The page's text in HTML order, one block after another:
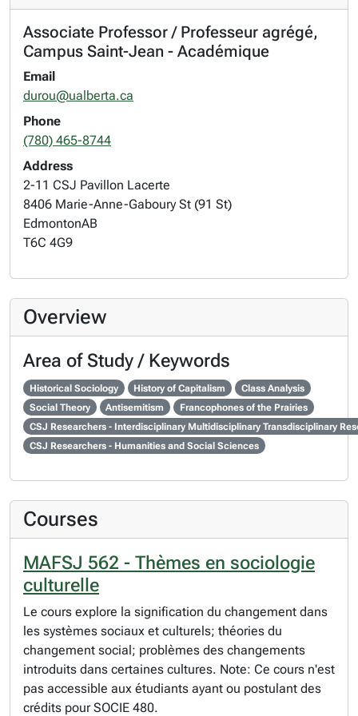
Associate Professor / Professeur agrégé,
Campus Saint-Jean - Académique
Email
durou@ualberta.ca
Phone
(780) 465-8744
Address
2-11 CSJ Pavillon Lacerte
8406 Marie-Anne-Gaboury St (91 St)
EdmontonAB
T6C 4G9
Overview
Area of Study / Keywords
Historical Sociology History of Capitalism
Class Analysis
Social Theory
Antisemitism
Francophones of the Prairies
CSJ Researchers - Interdisciplinary Multidisciplinary Transdisciplinary
CSJ Researchers - Humanities and Social Sciences
Courses
MAFSJ 562 - Thèmes en sociologie
culturelle
Le cours explore la signification du changement dans
les systèmes sociaux et culturels; théories du
changement social; problèmes des changements
introduits dans certaines cultures. Note: Ce cours n'est
pas accessible aux étudiants ayant ou postulant des
crédits pour SOCIE 480.